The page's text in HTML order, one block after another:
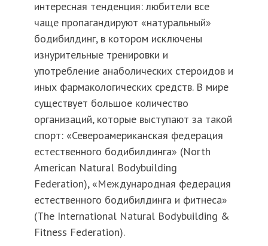
интересная тенденция: любители все
чаще пропагандируют «натуральный»
бодибилдинг, в котором исключены
изнурительные тренировки и
употребление анаболических стероидов и
иных фармакологических средств. В мире
существует большое количество
организаций, которые выступают за такой
спорт: «Североамериканская федерация
естественного бодибилдинга» (North
American Natural Bodybuilding
Federation), «Международная федерация
естественного бодибилдинга и фитнеса»
(The International Natural Bodybuilding &
Fitness Federation).